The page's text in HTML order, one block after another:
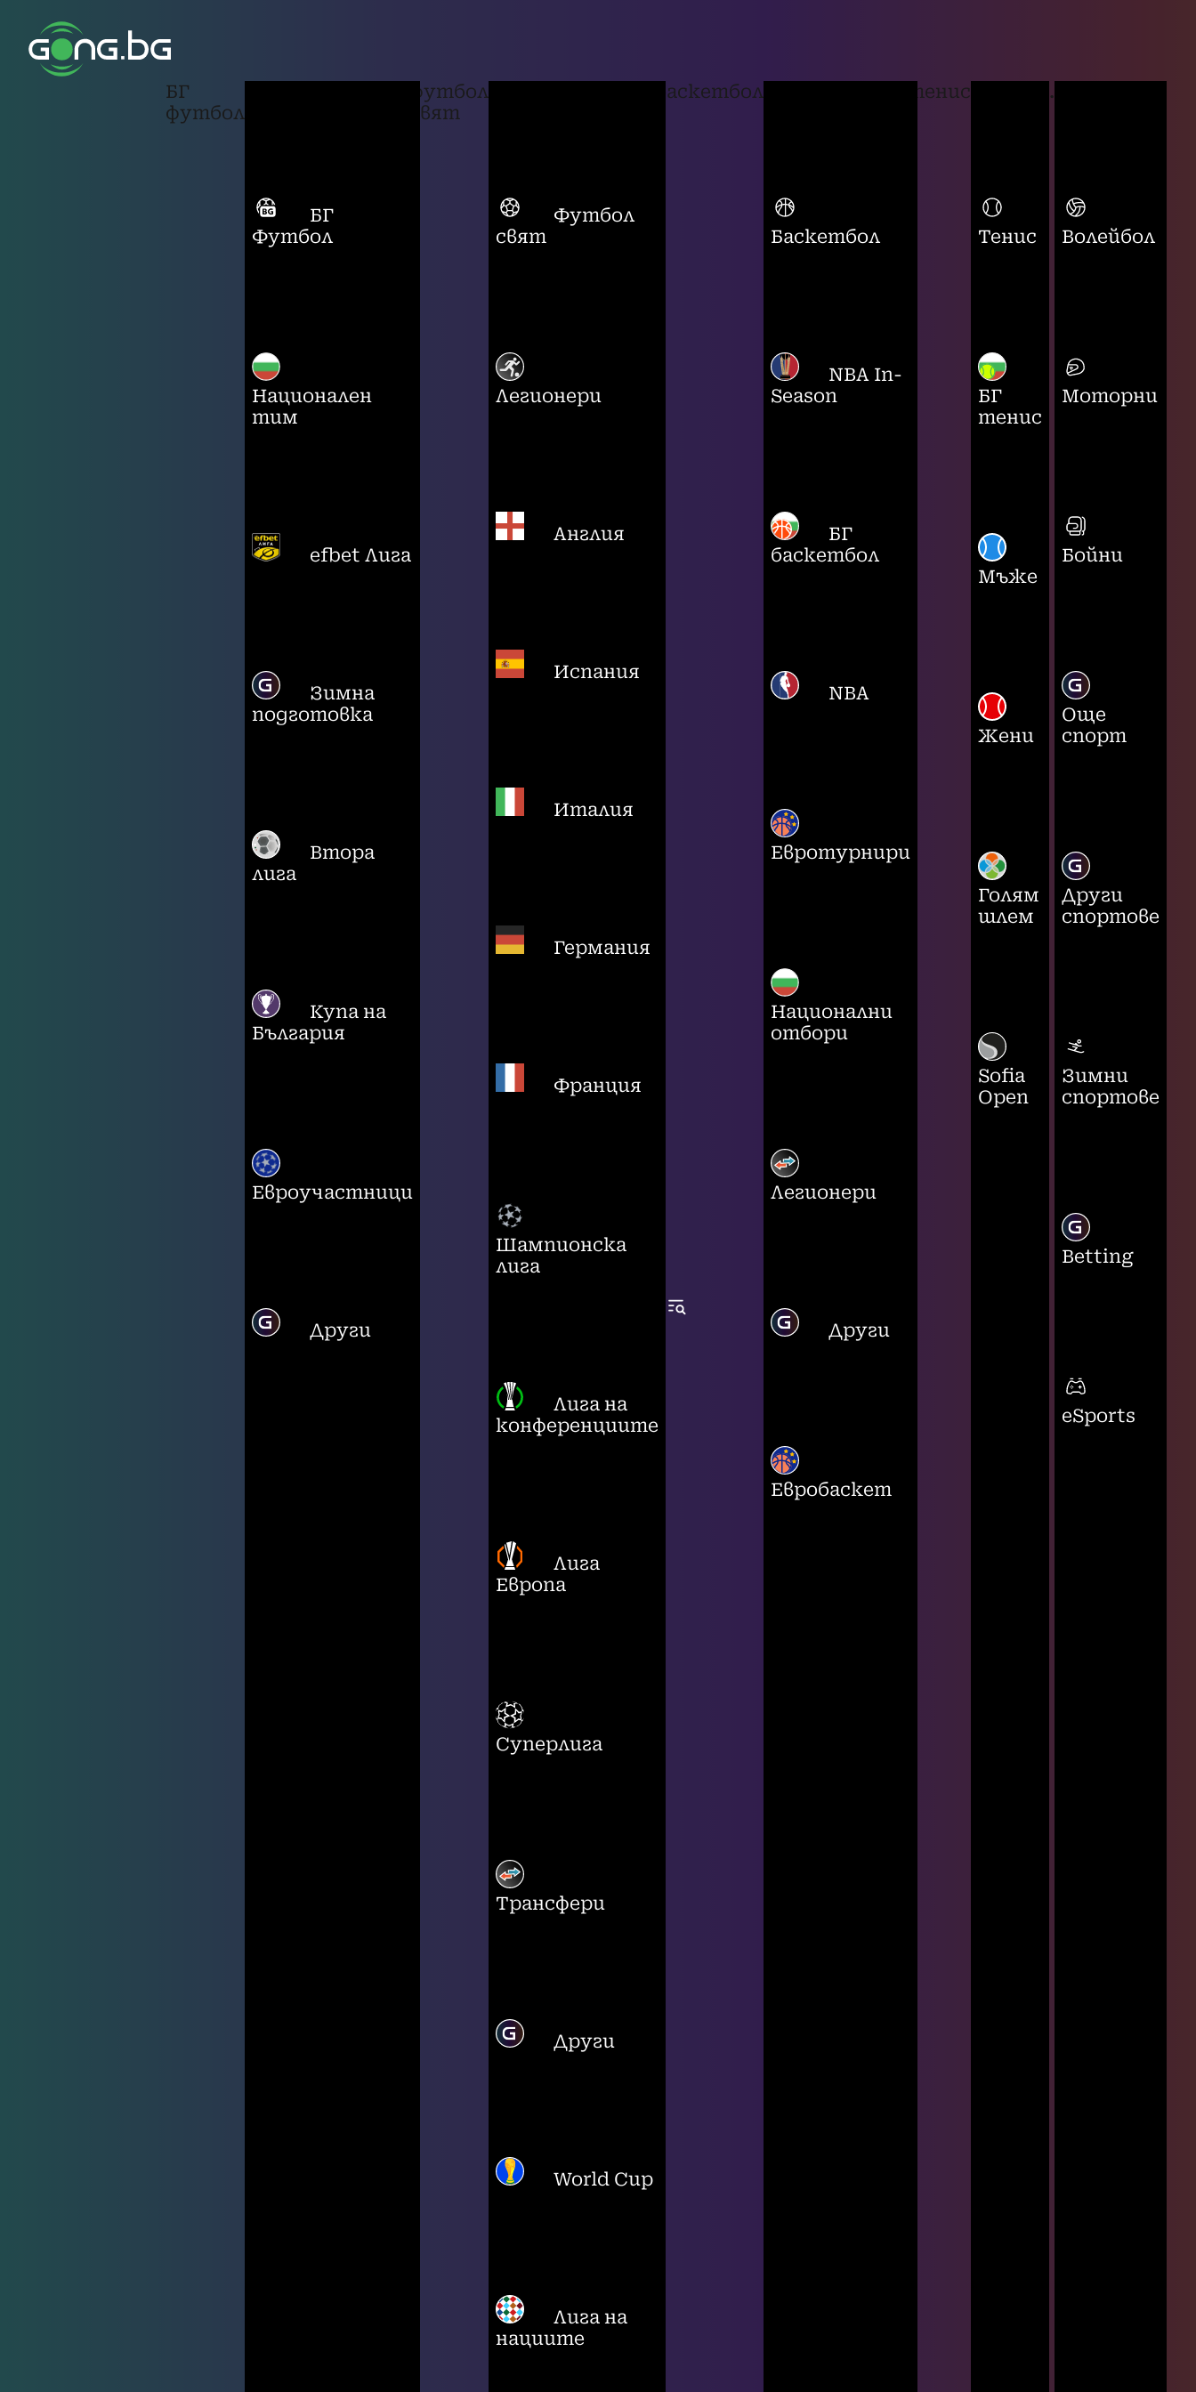
БГ
футбол
БГ
Футбол
Национален
тим
efbet Лига
Зимна
подготовка
Втора
лига
Купа на
България
Евроучастници
Други
футбол
свят
Футбол
свят
Легионери
Англия
Испания
Италия
Германия
Франция
Шампионска
лига
Лига на
конференциите
Лига
Европа
Суперлига
Трансфери
Други
World Cup
Лига на
нациите
баскетбол
Баскетбол
NBA In-
Season
БГ
баскетбол
NBA
Евротурнири
Национални
отбори
Легионери
Други
Евробаскет
тенис
Тенис
БГ
тенис
Мъже
Жени
Голям
шлем
Sofia
Open
...
Волейбол
Моторни
Бойни
Още
спорт
Други
спортове
Зимни
спортове
Betting
eSports